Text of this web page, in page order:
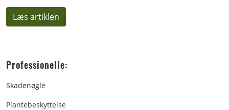
Læs artiklen
Professionelle:
Skadenøgle
Plantebeskyttelse